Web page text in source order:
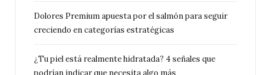
Dolores Premium apuesta por el salmón para seguir
creciendo en categorías estratégicas
¿Tu piel está realmente hidratada? 4 señales que
podrían indicar que necesita algo más